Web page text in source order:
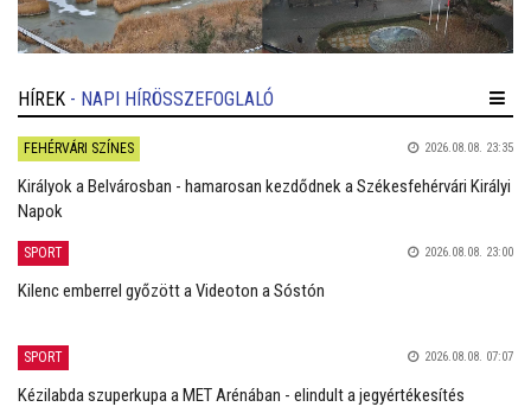
HÍREK - NAPI HÍRÖSSZEFOGLALÓ
FEHÉRVÁRI SZÍNES 2026.08.08. 23:35
Királyok a Belvárosban - hamarosan kezdődnek a Székesfehérvári Királyi
Napok
SPORT 2026.08.08. 23:00
Kilenc emberrel győzött a Videoton a Sóstón
SPORT 2026.08.08. 07:07
Kézilabda szuperkupa a MET Arénában - elindult a jegyértékesítés